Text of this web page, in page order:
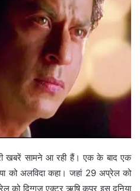
खबरें सामने आ रही हैं। एक के बाद एक
को अलविदा कहा। जहां 29 अप्रेल को
को दिग्गज एक्टर ऋषि कपूर इस दुनिया